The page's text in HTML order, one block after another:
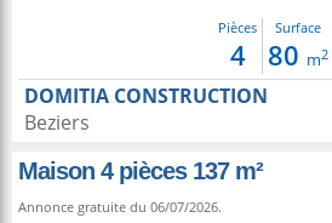
Pièces
4
Surface
80 m2
DOMITIA CONSTRUCTION
Beziers
Maison 4 pièces 137 m²
Annonce gratuite du 06/07/2026.